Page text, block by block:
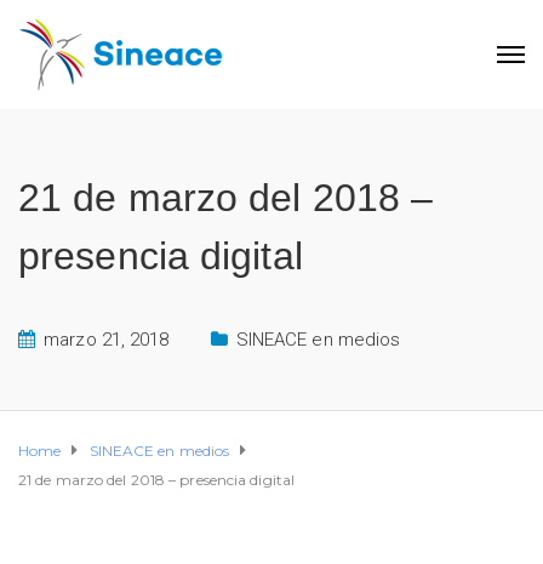
21 de marzo del 2018 –
presencia digital
marzo 21, 2018 SINEACE en medios
Home
SINEACE en medios
21 de marzo del 2018 – presencia digital